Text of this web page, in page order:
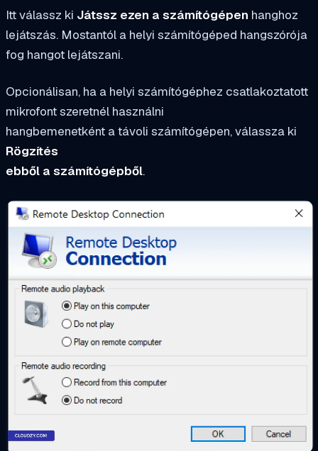
Itt válassz ki Játssz ezen a számítógépen hanghoz
lejátszás. Mostantól a helyi számítógéped hangszórója
fog hangot lejátszani.
Opcionálisan, ha a helyi számítógéphez csatlakoztatott
mikrofont szeretnél használni
hangbemenetként a távoli számítógépen, válassza ki
Rögzítés
ebből a számítógépből.